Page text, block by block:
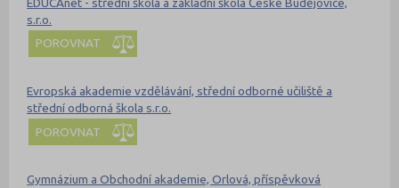
s.r.o.
POROVNAT
Evropská akademie vzdělávání, střední odborné učiliště a
střední odborná škola s.r.o.
POROVNAT
Gymnázium a Obchodní akademie, Orlová, příspěvková